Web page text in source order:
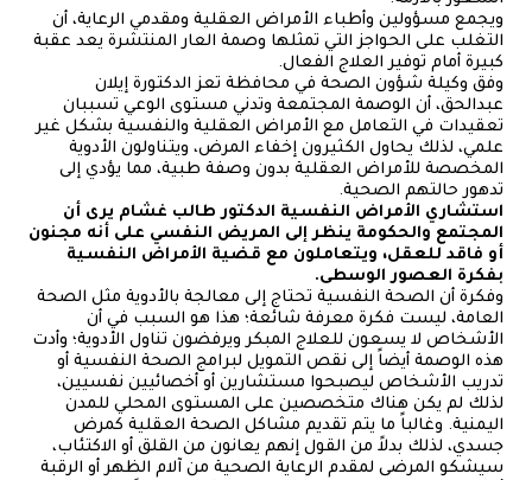
ويجمع مسؤولين وأطباء الأمراض العقلية ومقدمي الرعاية، أن
التغلب على الحواجز التي تمثلها وصمة العار المنتشرة يعد عقبة
كبيرة أمام توفير العلاج الفعال.
وفق وكيلة شؤون الصحة في محافظة تعز الدكتورة إيلان
عبدالحق، أن الوصمة المجتمعة وتدني مستوى الوعي تسببان
تعقيدات في التعامل مع الأمراض العقلية والنفسية بشكل غير
علمي، لذلك يحاول الكثيرون إخفاء المرض، ويتناولون الأدوية
المخصصة للأمراض العقلية بدون وصفة طبية، مما يؤدي إلى
تدهور حالتهم الصحية.
استشاري الأمراض النفسية الدكتور طالب غشام يرى أن
المجتمع والحكومة ينظر إلى المريض النفسي على أنه مجنون
أو فاقد للعقل، ويتعاملون مع قضية الأمراض النفسية
بفكرة العصور الوسطى.
وفكرة أن الصحة النفسية تحتاج إلى معالجة بالأدوية مثل الصحة
العامة، ليست فكرة معرفة شائعة؛ هذا هو السبب في أن
الأشخاص لا يسعون للعلاج المبكر ويرفضون تناول الأدوية؛ وأدت
هذه الوصمة أيضاً إلى نقص التمويل لبرامج الصحة النفسية أو
تدريب الأشخاص ليصبحوا مستشارين أو أخصائيين نفسيين،
لذلك لم يكن هناك متخصصين على المستوى المحلي للمدن
اليمنية. وغالباً ما يتم تقديم مشاكل الصحة العقلية كمرض
جسدي، لذلك بدلاً من القول إنهم يعانون من القلق أو الاكتئاب،
سيشكو المرضى لمقدم الرعاية الصحية من آلام الظهر أو الرقبة